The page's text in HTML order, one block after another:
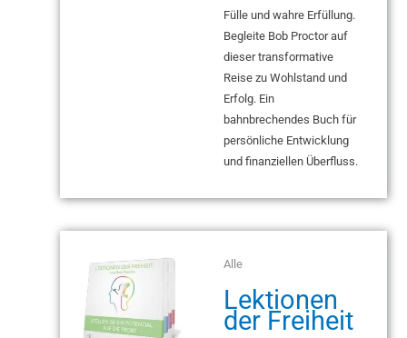
Fülle und wahre Erfüllung.
Begleite Bob Proctor auf
dieser transformative
Reise zu Wohlstand und
Erfolg. Ein
bahnbrechendes Buch für
persönliche Entwicklung
und finanziellen Überfluss.
Alle
Lektionen
der Freiheit